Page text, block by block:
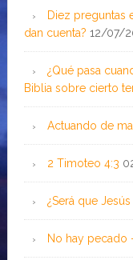
Diez preguntas
dan cuenta? 12/07/
¿Qué pasa
Biblia sobre cierto
Actuando de
2 Timoteo 4:3
¿Será que
No hay pecado